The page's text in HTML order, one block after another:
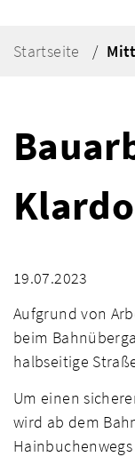
Startseite
19.07.2023
Aufgrund von
beim
halbseitige
Um einen
wird ab dem